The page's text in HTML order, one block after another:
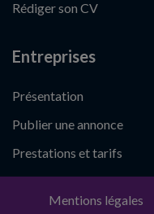
Rédiger son CV
Entreprises
Présentation
Publier une annonce
Prestations et tarifs
Mentions légales